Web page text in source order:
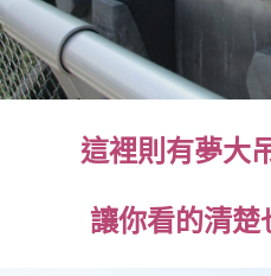
這裡則有夢大
讓你看的清楚